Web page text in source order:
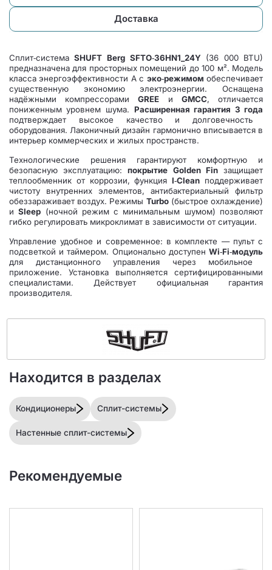
Доставка
Сплит‑системаSHUFT Berg SFTO‑36HN1_24Y(36 000 BTU)
предназначена для просторных помещений до 100 м². Модель
класса энергоэффективности А с эко‑режимом обеспечивает
существенную экономию электроэнергии. Оснащена
надёжными компрессорамиGREE и GMCC, отличается
пониженным уровнем шума. Расширенная гарантия 3 года
подтверждает высокое качество и долговечность
оборудования. Лаконичный дизайн гармонично вписывается в
интерьер коммерческих и жилых пространств.
Технологические решения гарантируют комфортную и
безопасную эксплуатацию:покрытие Golden Finзащищает
теплообменник от коррозии, функцияI‑Clean поддерживает
чистоту внутренних элементов, антибактериальный фильтр
обеззараживает воздух. Режимы Turbo(быстрое охлаждение)
иSleep (ночной режим с минимальным шумом) позволяют
гибко регулировать микроклимат в зависимости от ситуации.
Управление удобное и современное: в комплекте — пульт с
подсветкой и таймером. Опционально доступенWi‑Fi‑модуль
для дистанционного управления через мобильное
приложение. Установка выполняется сертифицированными
специалистами. Действует официальная гарантия
производителя.
Находится в разделах
Кондиционеры Сплит-системы
Настенные сплит-системы
Рекомендуемые